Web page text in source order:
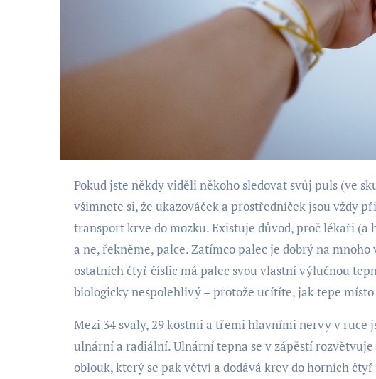
Pokud jste někdy viděli někoho sledovat svůj puls (ve skutečném životě nebo v kriminálním dramatu),
všimnete si, že ukazováček a prostředníček jsou vždy
transport krve do mozku. Existuje důvod, proč lékaři
a ne, řekněme, palce. Zatímco palec je dobrý na
ostatních čtyř číslic má palec svou vlastní výlučnou
biologicky nespolehlivý – protože ucítíte, jak tepe
Mezi 34 svaly, 29 kostmi a třemi hlavními nervy v
ulnární a radiální. Ulnární tepna se v zápěstí
oblouk, který se pak větví a dodává krev do horních